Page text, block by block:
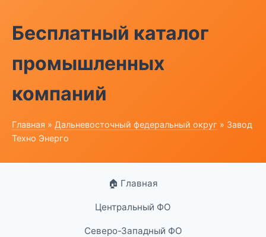
Бесплатный каталог
промышленных
компаний
Главная » Дальневосточный федеральный округ » Завод
Техно Энерго
🏠 Главная
Центральный ФО
Северо-Западный ФО